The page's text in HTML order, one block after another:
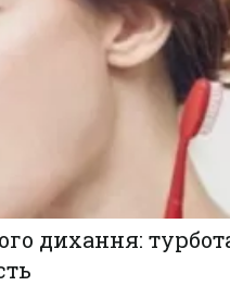
дихання: